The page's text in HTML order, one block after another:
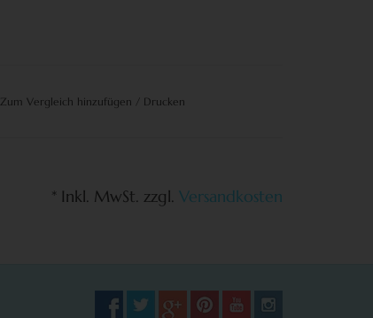
Zum Vergleich hinzufügen Drucken
* Inkl. MwSt. zzgl. Versandkosten